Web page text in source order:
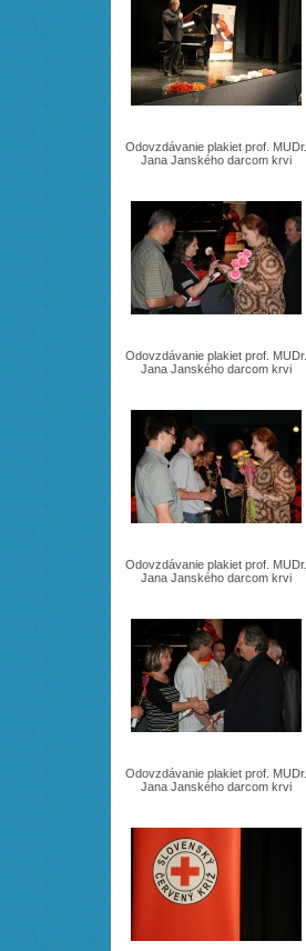
Odovzdávanie plakiet prof. MUDr.
Jana Janského darcom krvi
Odovzdávanie plakiet prof. MUDr.
Jana Janského darcom krvi
Odovzdávanie plakiet prof. MUDr.
Jana Janského darcom krvi
Odovzdávanie plakiet prof. MUDr.
Jana Janského darcom krvi